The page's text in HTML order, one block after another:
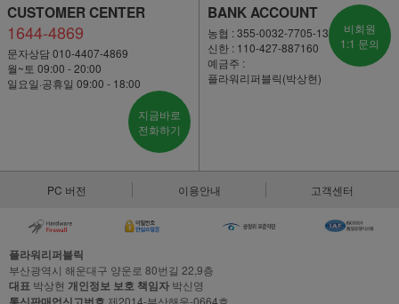
CUSTOMER CENTER
1644-4869
문자상담 010-4407-4869
월~토 09:00 - 20:00
일요일·공휴일 09:00 - 18:00
지금바로
전화하기
BANK ACCOUNT
농협 : 355-0032-7705-13
신한 : 110-427-887160
예금주 :
플라워리퍼블릭(박상현)
비회원
1:1 문의
PC 버전 이용안내 고객센터
플라워리퍼블릭
부산광역시 해운대구 양운로 80번길 22,9층
대표 박상현 개인정보 보호 책임자 박신영
제2014-부산해운-0664호